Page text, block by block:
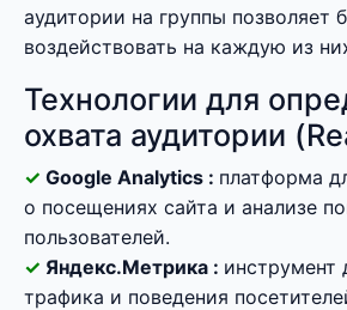
аудитории на группы позволяет
воздействовать на каждую из
Технологии для
охвата аудитории
Google Analytics : платформа
о посещениях сайта и анализе
пользователей.
Яндекс.Метрика : инструмент
трафика и поведения